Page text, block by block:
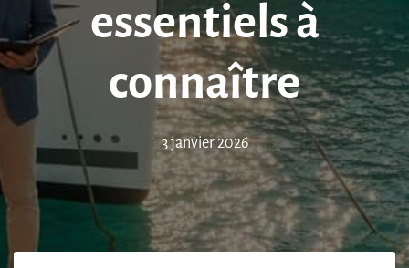
essentiels à
connaître
3 janvier 2026